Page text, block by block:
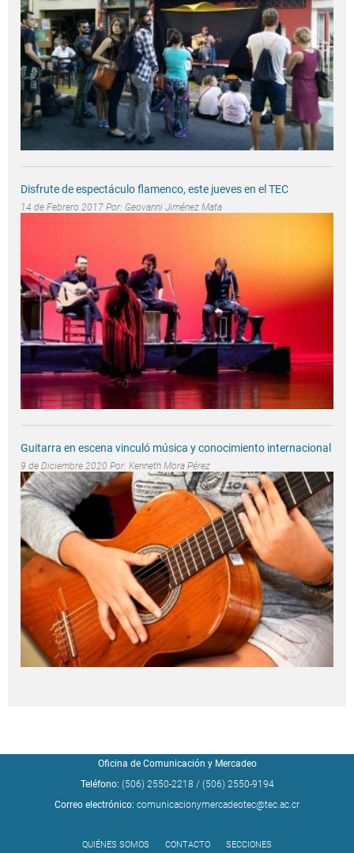
Disfrute de espectáculo flamenco, este jueves en el TEC
14 de Febrero 2017 Por: Geovanni Jiménez Mata
Guitarra en escena vinculó música y conocimiento internacional
9 de Diciembre 2020 Por: Kenneth Mora Pérez
Oficina de Comunicación y Mercadeo
Teléfono: (506) 2550-2218 / (506) 2550-9194
Correo electrónico: comunicacionymercadeotec@tec.ac.cr
QUIÉNES SOMOS CONTACTO SECCIONES